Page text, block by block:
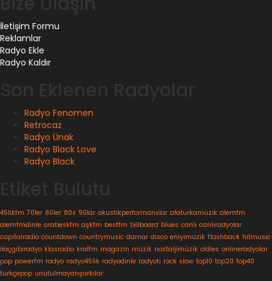
İletişim Formu
Reklamlar
Radyo Ekle
Radyo Kaldır
Radyo Fenomen
Retrocaz
Radyo Ünak
Radyo Black Love
Radyo Black
45likfm 70ler 80ler 80s 90lar akustikperformanslar alaturkamüzik alemfm
alemfmdinle arabeskfm aşkfm bestfm billboard blues canlı canlıradyolar
capitalradio countdown countrymusic damar disco eniyimüzik flashback hitmusic
ilaçgibiradyo klasradio kralfm magazin müzik nostaljimüzik oldies onlineradyolar
pop powerfm radyo radyo45lik radyodinle radyoti rock slow top10 top20 top40
türkçepop unutulmayanşarkılar